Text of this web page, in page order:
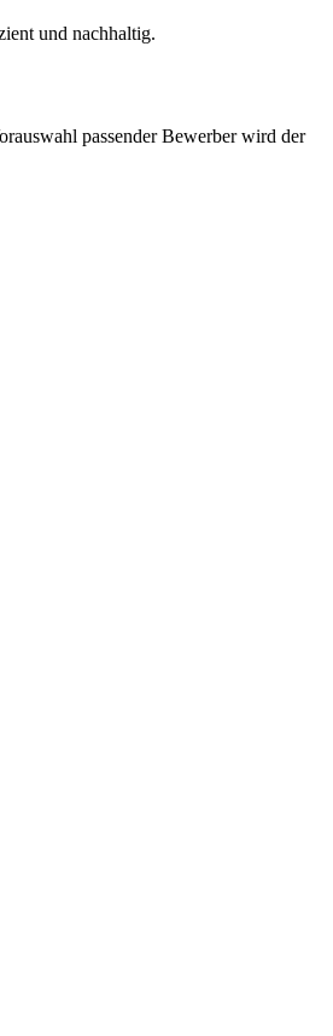
und nachhaltig.
passender Bewerber wird der